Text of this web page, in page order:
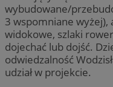
wybudowane/
3 wspomniane wyżej),
widokowe, szlaki
dojechać lub dojść.
odwiedzalność
udział w projekcie.